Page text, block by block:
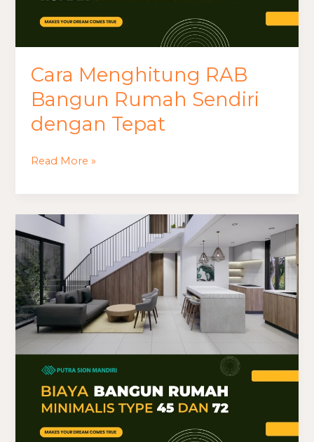
Cara Menghitung RAB
Bangun Rumah Sendiri
dengan Tepat
Read More »
Biaya
Bangun
Rumah
Minimalis
Type
45
dan
72